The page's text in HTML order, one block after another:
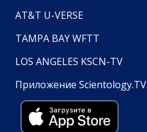
AT&T U-VERSE
TAMPA BAY WFTT
LOS ANGELES KSCN-TV
Приложение Scientology.TV